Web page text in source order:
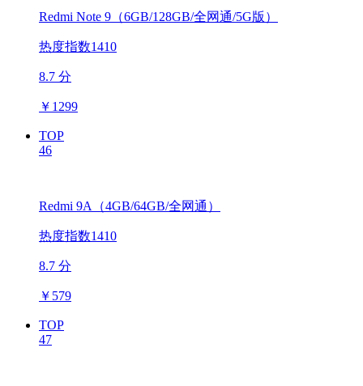
Redmi Note 9（6GB/128GB/全网通/5G版）
热度指数1410
8.7 分
￥ 1299
TOP
46
Redmi 9A（4GB/64GB/全网通）
热度指数1410
8.7 分
￥ 579
TOP
47